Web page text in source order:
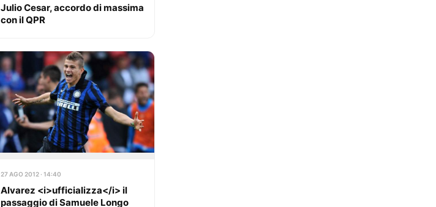
Julio Cesar, accordo di massima
con il QPR
27 AGO 2012 · 14:40
Alvarez <i>ufficializza</i> il
passaggio di Samuele Longo